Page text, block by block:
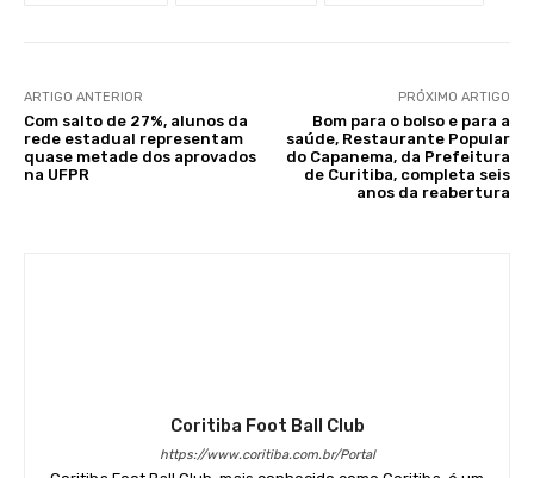
ARTIGO ANTERIOR
Com salto de 27%, alunos da
rede estadual representam
quase metade dos aprovados
na UFPR
PRÓXIMO ARTIGO
Bom para o bolso e para a
saúde, Restaurante Popular
do Capanema, da Prefeitura
de Curitiba, completa seis
anos da reabertura
Coritiba Foot Ball Club
https://www.coritiba.com.br/Portal